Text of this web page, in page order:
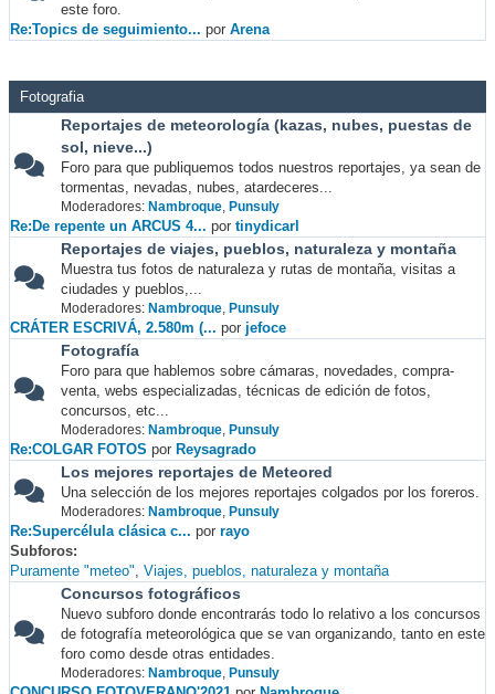
este foro.
Re:Topics de seguimiento... por Arena
Fotografia
Reportajes de meteorología (kazas, nubes, puestas de
sol, nieve...)
Foro para que publiquemos todos nuestros reportajes, ya sean de
tormentas, nevadas, nubes, atardeceres...
Moderadores: Nambroque, Punsuly
Re:De repente un ARCUS 4... por tinydicarl
Reportajes de viajes, pueblos, naturaleza y montaña
Muestra tus fotos de naturaleza y rutas de montaña, visitas a
ciudades y pueblos,...
Moderadores: Nambroque, Punsuly
CRÁTER ESCRIVÁ, 2.580m (... por jefoce
Fotografía
Foro para que hablemos sobre cámaras, novedades, compra-
venta, webs especializadas, técnicas de edición de fotos,
concursos, etc...
Moderadores: Nambroque, Punsuly
Re:COLGAR FOTOS por Reysagrado
Los mejores reportajes de Meteored
Una selección de los mejores reportajes colgados por los foreros.
Moderadores: Nambroque, Punsuly
Re:Supercélula clásica c... por rayo
Subforos
Puramente "meteo" Viajes, pueblos, naturaleza y montaña
Concursos fotográficos
Nuevo subforo donde encontrarás todo lo relativo a los concursos
de fotografía meteorológica que se van organizando, tanto en este
foro como desde otras entidades.
Moderadores: Nambroque, Punsuly